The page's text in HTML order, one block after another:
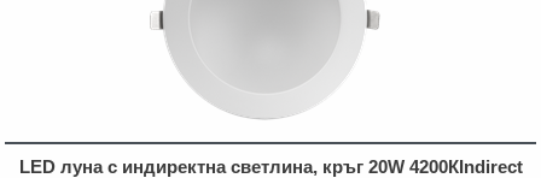
LED луна с индиректна светлина, кръг 20W 4200КIndirect